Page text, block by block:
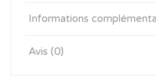
Informations
Avis (0)